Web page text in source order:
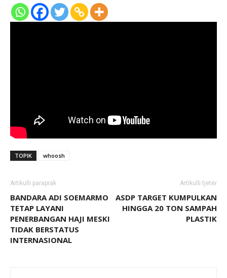
TOPIK whoosh
Artikulli paraprak
BANDARA ADI SOEMARMO
TETAP LAYANI
PENERBANGAN HAJI MESKI
TIDAK BERSTATUS
INTERNASIONAL
Artikulli tjetër
ASDP TARGET KUMPULKAN
HINGGA 20 TON SAMPAH
PLASTIK